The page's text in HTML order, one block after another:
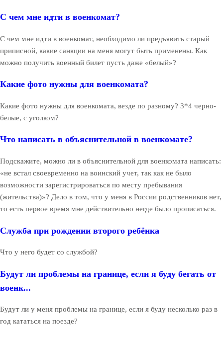
С чем мне идти в военкомат?
С чем мне идти в военкомат, необходимо ли предъявить старый
приписной, какие санкции на меня могут быть применены. Как
можно получить военный билет пусть даже «белый»?
Какие фото нужны для военкомата?
Какие фото нужны для военкомата, везде по разному? 3*4 черно-
белые, с уголком?
Что написать в объяснительной в военкомате?
Подскажите, можно ли в объяснительной для военкомата написать:
«не встал своевременно на воинский учет, так как не было
возможности зарегистрироваться по месту пребывания
(жительства)»? Дело в том, что у меня в России родственников нет,
то есть первое время мне действительно негде было прописаться.
Служба при рождении второго ребёнка
Что у него будет со службой?
Будут ли проблемы на границе, если я буду бегать от
военк...
Будут ли у меня проблемы на границе, если я буду несколько раз в
год кататься на поезде?